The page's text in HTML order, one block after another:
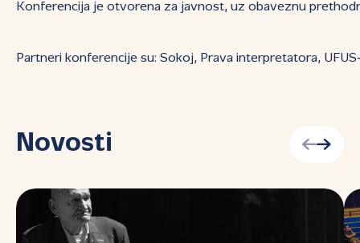
Konferencija je otvorena za javnost, uz obaveznu
Partneri konferencije su: Sokoj, Prava interpretatora,
Novosti